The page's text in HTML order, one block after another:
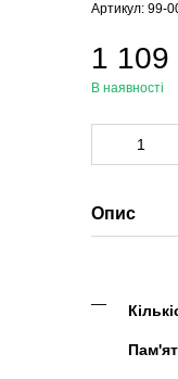
Артикул: 99-
1 109
В наявності
Опис